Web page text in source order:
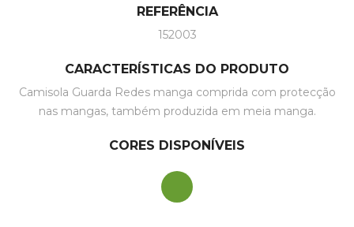
REFERÊNCIA
152003
CARACTERÍSTICAS DO PRODUTO
Camisola Guarda Redes manga comprida com protecção
nas mangas, também produzida em meia manga.
CORES DISPONÍVEIS